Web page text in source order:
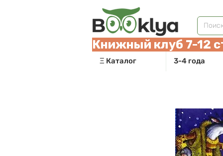
Ξ Каталог 3-4 года
Книжный клуб 7-12